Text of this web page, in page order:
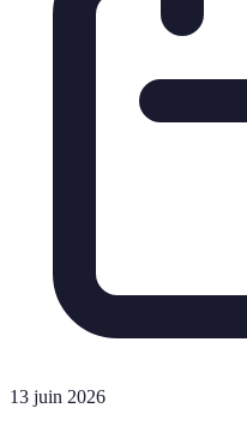
13 juin 2026